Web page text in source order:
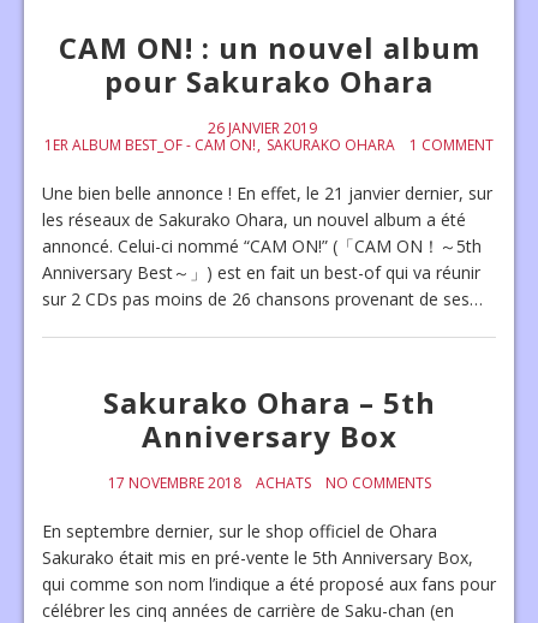
CAM ON! : un nouvel album
pour Sakurako Ohara
26 JANVIER 2019
1ER ALBUM BEST_OF - CAM ON!
SAKURAKO OHARA 1 COMMENT
Une bien belle annonce ! En effet, le 21 janvier dernier, sur
les réseaux de Sakurako Ohara, un nouvel album a été
annoncé. Celui-ci nommé “CAM ON!” (「CAM ON！～5th
Anniversary Best～」) est en fait un best-of qui va réunir
sur 2 CDs pas moins de 26 chansons provenant de ses…
Sakurako Ohara – 5th
Anniversary Box
17 NOVEMBRE 2018 ACHATS NO COMMENTS
En septembre dernier, sur le shop officiel de Ohara
Sakurako était mis en pré-vente le 5th Anniversary Box,
qui comme son nom l’indique a été proposé aux fans pour
célébrer les cinq années de carrière de Saku-chan (en